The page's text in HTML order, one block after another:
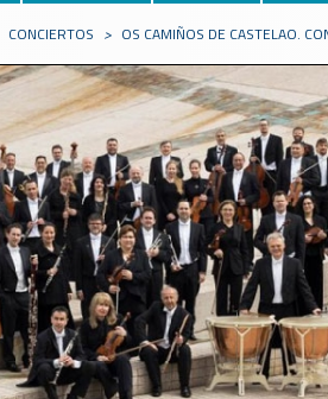
CONCIERTOS > OS CAMIÑOS DE CASTELAO.